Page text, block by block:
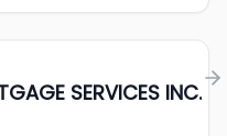
SERVICES INC.